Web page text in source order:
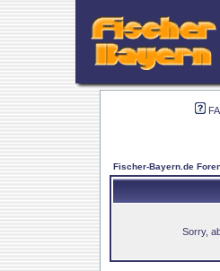
Fischer-Bayern.de
Sorry,